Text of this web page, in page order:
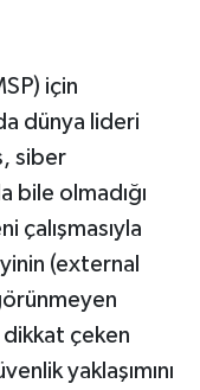
için
dünya lideri
siber
bile olmadığı
çalışmasıyla
(external
çeken
yaklaşımını